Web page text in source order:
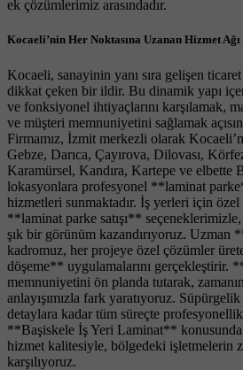
ek çözümlerimiz arasındadır.
Kocaeli’nin Her Noktasına Uzanan Hizmet Ağı
Kocaeli, sanayinin yanı sıra gelişen
dikkat çeken bir ildir. Bu dinamik yapı
ve fonksiyonel ihtiyaçlarını karşılamak,
ve müşteri memnuniyetini sağlamak
Firmamız, İzmit merkezli olarak
Gebze, Darıca, Çayırova, Dilovası,
Karamürsel, Kandıra, Kartepe ve elbette
lokasyonlara profesyonel **laminat
hizmetleri sunmaktadır. İş yerleri için özel
**laminat parke satışı** seçeneklerimizle,
şık bir görünüm kazandırıyoruz. Uzman
kadromuz, her projeye özel çözümler
döşeme** uygulamalarını gerçekleştirir.
memnuniyetini ön planda tutarak,
anlayışımızla fark yaratıyoruz.
detaylara kadar tüm süreçte
**Başiskele İş Yeri Laminat**
hizmet kalitesiyle, bölgedeki işletmelerin
karşılıyoruz.